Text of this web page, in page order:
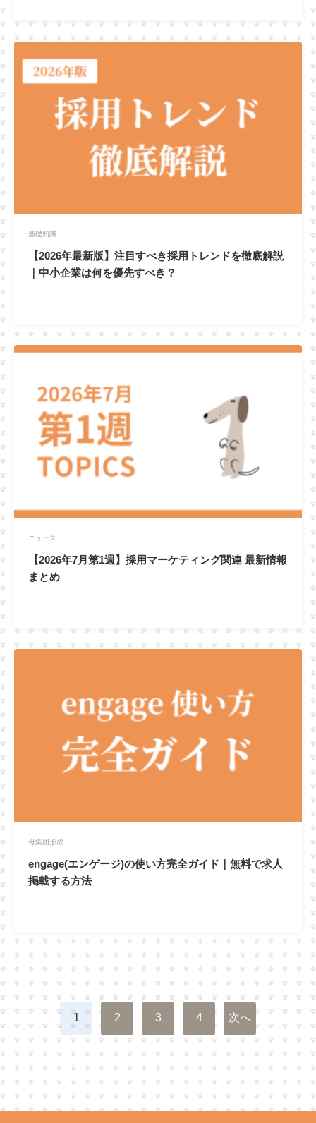
基礎知識
【2026年最新版】注目すべき採用トレンドを徹底解説
｜中小企業は何を優先すべき？
ニュース
【2026年7月第1週】採用マーケティング関連 最新情報
まとめ
母集団形成
engage(エンゲージ)の使い方完全ガイド｜無料で求人
掲載する方法
投
稿
の
ペ
ー
1 2 3 4 次へ